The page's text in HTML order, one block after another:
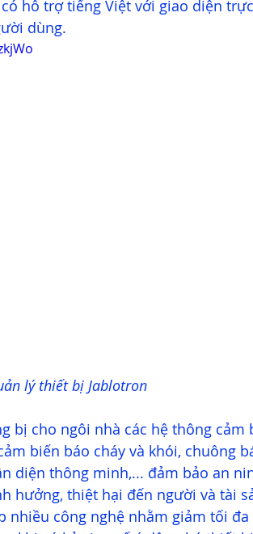
hỗ trợ tiếng Việt với giao diện
dùng.
lý thiết bị Jablotron
bị cho ngôi nhà các hệ thông cảm
biến báo cháy và khói, chuông
diện thông minh,... đảm bảo an
hưởng, thiệt hại đến người và tài
nhiều công nghệ nhằm giảm tối